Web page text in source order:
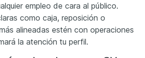
empleo de cara al público.
como caja, reposición o
alineadas estén con operaciones
la atención tu perfil.